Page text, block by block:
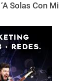
Solas Con Mi